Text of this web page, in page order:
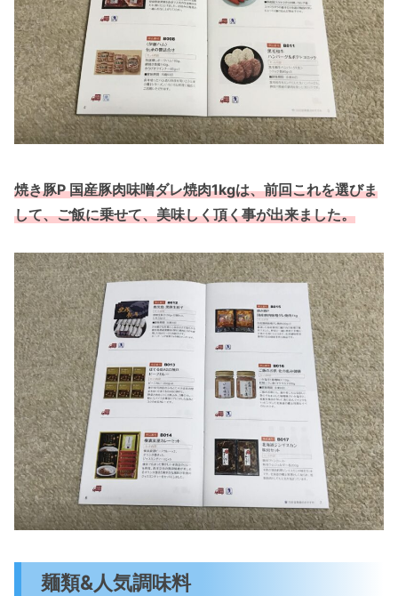
焼き豚P 国産豚肉味噌ダレ焼肉1kgは、前回これを選びま
して、ご飯に乗せて、美味しく頂く事が出来ました。
麺類&人気調味料